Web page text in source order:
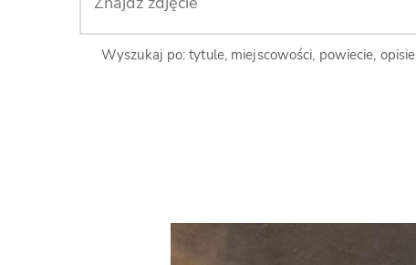
Wyszukaj po: tytule, miejscowości, powiecie, opisie